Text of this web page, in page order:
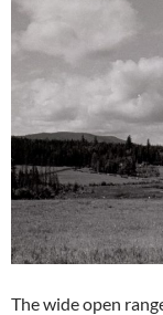
The wide open